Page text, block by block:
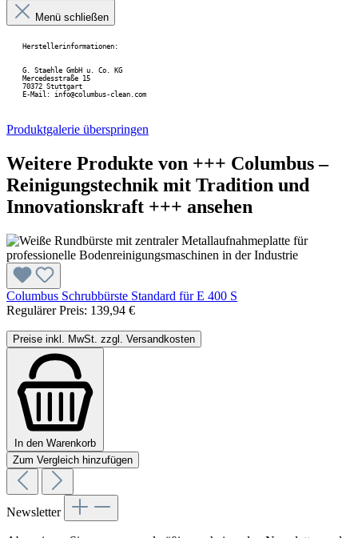
Menü schließen
Herstellerinformationen:
G. Staehle GmbH u. Co. KG
Mercedesstraße 15
70372 Stuttgart
E-Mail: info@columbus-clean.com
Produktgalerie überspringen
Weitere Produkte von +++ Columbus –
Reinigungstechnik mit Tradition und
Innovationskraft +++ ansehen
Columbus Schrubbürste Standard für E 400 S
Regulärer Preis: 139,94 €
Preise inkl. MwSt. zzgl. Versandkosten
In den Warenkorb
Zum Vergleich hinzufügen
Newsletter